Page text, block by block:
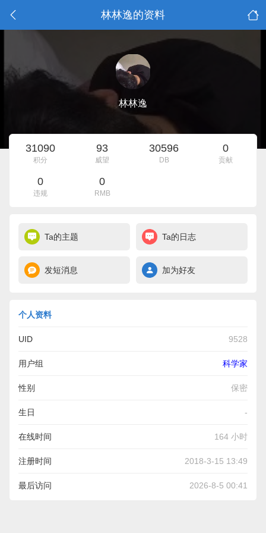
林林逸的资料
林林逸
31090
积分
93
威望
30596
DB
0
贡献
0
违规
0
RMB
Ta的主题 Ta的日志
发短消息 加为好友
个人资料
UID 9528
用户组 科学家
性别 保密
生日 -
在线时间 164 小时
注册时间 2018-3-15 13:49
最后访问 2026-8-5 00:41